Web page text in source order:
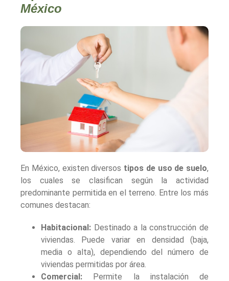
México
En México, existen diversos tipos de uso de suelo,
los cuales se clasifican según la actividad
predominante permitida en el terreno. Entre los más
comunes destacan:
Habitacional: Destinado a la construcción de
viviendas. Puede variar en densidad (baja,
media o alta), dependiendo del número de
viviendas permitidas por área.
Comercial: Permite la instalación de